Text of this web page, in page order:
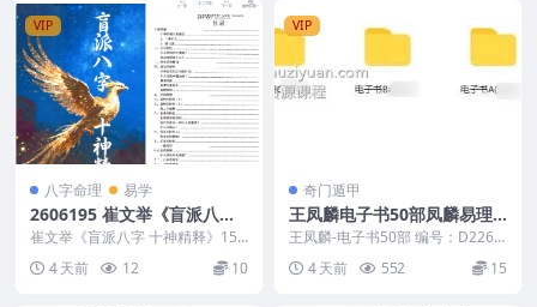
VIP
八字命理 易学
2606195 崔文举《盲派八字
十神精释》152页
崔文举《盲派八字 十神精释》152
页 2606195 以下内容为整理的相
关资料内...
4 天前 12 10
VIP
奇门遁甲
王凤麟电子书50部凤麟易理P
DF书籍
王凤麟-电子书50部 编号：D2265
4 天前 552 15